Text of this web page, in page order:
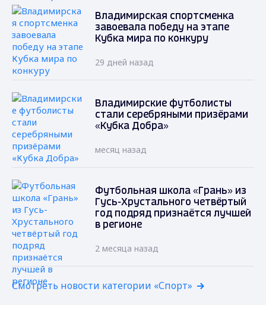
Владимирская спортсменка
завоевала победу на этапе
Кубка мира по конкуру
29 дней назад
Владимирские футболисты
стали серебряными призёрами
«Кубка Добра»
месяц назад
Футбольная школа «Грань» из
Гусь-Хрустального четвёртый
год подряд признаётся лучшей
в регионе
2 месяца назад
Смотреть новости категории «Спорт»